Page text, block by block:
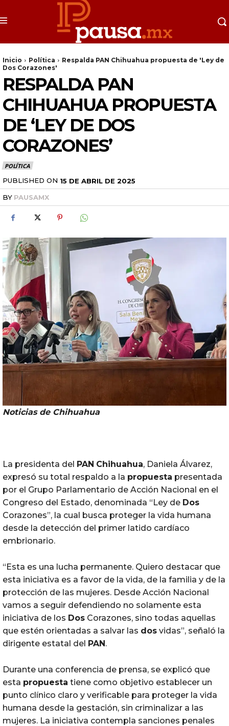
Inicio Política
Respalda PAN Chihuahua propuesta de 'Ley de
Dos Corazones'
RESPALDA PAN
CHIHUAHUA PROPUESTA
DE ‘LEY DE DOS
CORAZONES’
POLÍTICA
PUBLISHED ON 15 DE ABRIL DE 2025
BY PAUSAMX
Noticias de Chihuahua
La presidenta del PAN Chihuahua, Daniela Álvarez,
expresó su total respaldo a la propuesta presentada
por el Grupo Parlamentario de Acción Nacional en el
Congreso del Estado, denominada “Ley de Dos
Corazones”, la cual busca proteger la vida humana
desde la detección del primer latido cardíaco
embrionario.
“Esta es una lucha permanente. Quiero destacar que
esta iniciativa es a favor de la vida, de la familia y de la
protección de las mujeres. Desde Acción Nacional
vamos a seguir defendiendo no solamente esta
iniciativa de los Dos Corazones, sino todas aquellas
que estén orientadas a salvar las dos vidas”, señaló la
dirigente estatal del PAN.
Durante una conferencia de prensa, se explicó que
esta propuesta tiene como objetivo establecer un
punto clínico claro y verificable para proteger la vida
humana desde la gestación, sin criminalizar a las
mujeres. La iniciativa contempla sanciones penales